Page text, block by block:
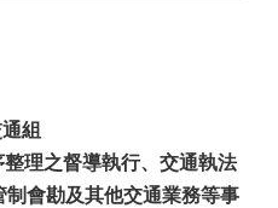
組
理之督導執行、交通執法
會勘及其他交通業務等事